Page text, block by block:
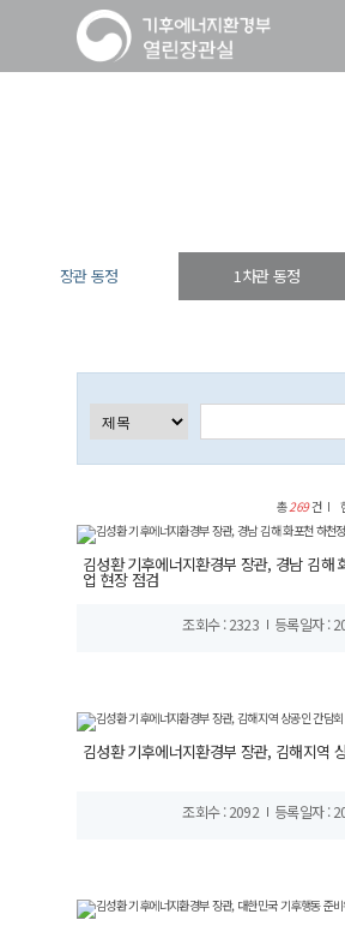
장관 동정 1차관 동정
총269건
김성환 기후에너지환경부 장관, 경남 김해
업 현장 점검
조회수 : 2323 등록일자 :
김성환 기후에너지환경부 장관, 김해지역
조회수 : 2092 등록일자 :